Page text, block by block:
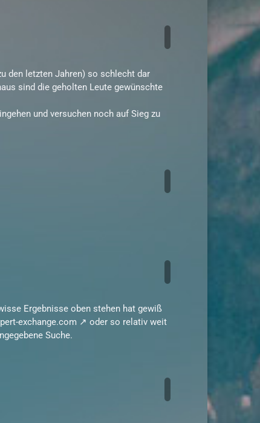
den letzten Jahren) so schlecht dar
sind die geholten Leute gewünschte
und versuchen noch auf Sieg zu
Ergebnisse oben stehen hat gewiß
exchange.com
oder so relativ weit
Suche.